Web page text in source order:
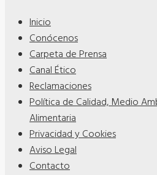
Inicio
Conócenos
Carpeta de Prensa
Canal Ético
Reclamaciones
Política de Calidad, Medio
Alimentaria
Privacidad y Cookies
Aviso Legal
Contacto